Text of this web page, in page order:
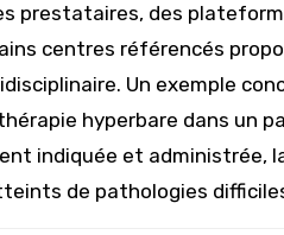
prestataires, des
centres référencés
Un exemple
hyperbare dans un
indiquée et administrée,
de pathologies